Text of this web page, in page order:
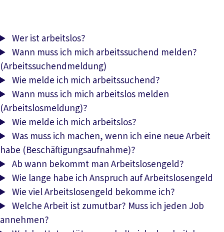
Wer ist arbeitslos?
Wann muss ich mich arbeitssuchend melden?
(Arbeitssuchendmeldung)
Wie melde ich mich arbeitssuchend?
Wann muss ich mich arbeitslos melden
(Arbeitslosmeldung)?
Wie melde ich mich arbeitslos?
Was muss ich machen, wenn ich eine neue Arbeit
habe (Beschäftigungsaufnahme)?
Ab wann bekommt man Arbeitslosengeld?
Wie lange habe ich Anspruch auf Arbeitslosengeld
Wie viel Arbeitslosengeld bekomme ich?
Welche Arbeit ist zumutbar? Muss ich jeden Job
annehmen?